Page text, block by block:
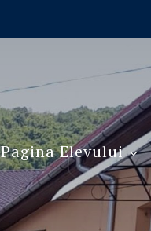
Pagina Elevului